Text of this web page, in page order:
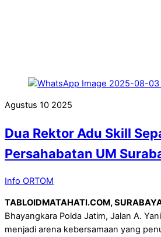
Agustus 10 2025
Dua Rektor Adu Skill
Persahabatan UM
Info ORTOM
TABLOIDMATAHATI.COM,
Bhayangkara Polda Jatim, Jalan A.
menjadi arena kebersamaan yang